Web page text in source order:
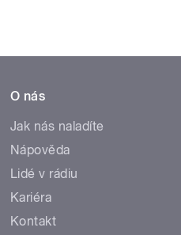
O nás
Jak nás naladíte
Nápověda
Lidé v rádiu
Kariéra
Kontakt